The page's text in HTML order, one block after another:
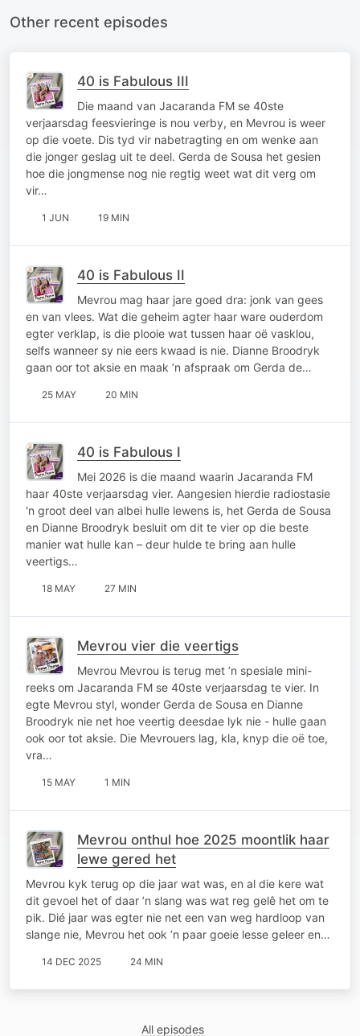
Other recent episodes
40 is Fabulous III
Die maand van Jacaranda FM se 40ste
verjaarsdag feesvieringe is nou verby, en Mevrou is weer
op die voete. Dis tyd vir nabetragting en om wenke aan
die jonger geslag uit te deel. Gerda de Sousa het gesien
hoe die jongmense nog nie regtig weet wat dit verg om
vir…
1 JUN 19 MIN
40 is Fabulous II
Mevrou mag haar jare goed dra: jonk van gees
en van vlees. Wat die geheim agter haar ware ouderdom
egter verklap, is die plooie wat tussen haar oë vasklou,
selfs wanneer sy nie eers kwaad is nie. Dianne Broodryk
gaan oor tot aksie en maak ’n afspraak om Gerda de…
25 MAY 20 MIN
40 is Fabulous I
Mei 2026 is die maand waarin Jacaranda FM
haar 40ste verjaarsdag vier. Aangesien hierdie radiostasie
'n groot deel van albei hulle lewens is, het Gerda de Sousa
en Dianne Broodryk besluit om dit te vier op die beste
manier wat hulle kan – deur hulde te bring aan hulle
veertigs…
18 MAY 27 MIN
Mevrou vier die veertigs
Mevrou Mevrou is terug met ’n spesiale mini-
reeks om Jacaranda FM se 40ste verjaarsdag te vier. In
egte Mevrou styl, wonder Gerda de Sousa en Dianne
Broodryk nie net hoe veertig deesdae lyk nie - hulle gaan
ook oor tot aksie. Die Mevrouers lag, kla, knyp die oë toe,
vra…
15 MAY 1 MIN
Mevrou onthul hoe 2025 moontlik haar
lewe gered het
Mevrou kyk terug op die jaar wat was, en al die kere wat
dit gevoel het of daar ’n slang was wat reg gelê het om te
pik. Dié jaar was egter nie net een van weg hardloop van
slange nie, Mevrou het ook ’n paar goeie lesse geleer en…
14 DEC 2025 24 MIN
All episodes